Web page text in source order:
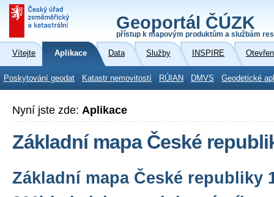
Geoportál ČÚZK
přístup k mapovým produktům a službám
Vítejte Aplikace Data Služby INSPIRE
Poskytování geodat Katastr nemovitostí RÚIAN DMVS Geodetické
Nyní jste zde: Aplikace
Základní mapa České
Základní mapa České republiky